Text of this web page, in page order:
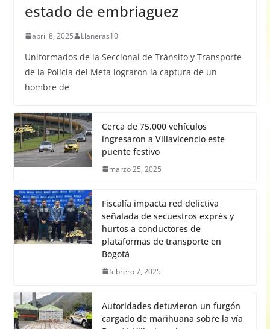
estado de embriaguez
abril 8, 2025 Llaneras10
Uniformados de la Seccional de Tránsito y Transporte
de la Policía del Meta lograron la captura de un
hombre de
Cerca de 75.000 vehículos
ingresaron a Villavicencio este
puente festivo
marzo 25, 2025
Fiscalía impacta red delictiva
señalada de secuestros exprés y
hurtos a conductores de
plataformas de transporte en
Bogotá
febrero 7, 2025
Autoridades detuvieron un furgón
cargado de marihuana sobre la vía